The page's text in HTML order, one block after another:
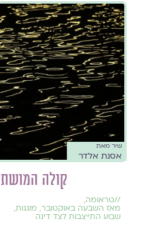
שיר מאת
אסנת אלדר
קולה
//טראומה,
מאז השבעה באוקטובר, מוגנות,
שבוע התייצבות לצד דינה